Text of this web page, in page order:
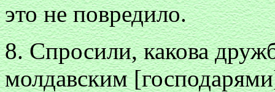
это не повредило.
8. Спросили, какова
молдавским